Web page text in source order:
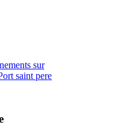
sur
saint pere